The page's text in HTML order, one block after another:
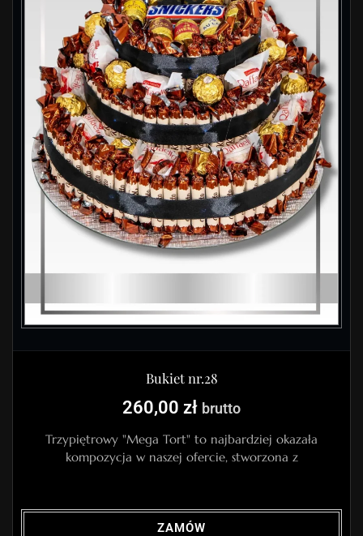
Bukiet nr.28
260,00 zł brutto
Trzypiętrowy "Mega Tort" to najbardziej okazała
kompozycja w naszej ofercie, stworzona z
ZAMÓW